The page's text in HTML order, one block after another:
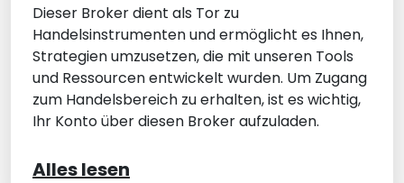
Dieser Broker dient als Tor zu
Handelsinstrumenten und ermöglicht es Ihnen,
Strategien umzusetzen, die mit unseren Tools
und Ressourcen entwickelt wurden. Um Zugang
zum Handelsbereich zu erhalten, ist es wichtig,
Ihr Konto über diesen Broker aufzuladen.
Alles lesen